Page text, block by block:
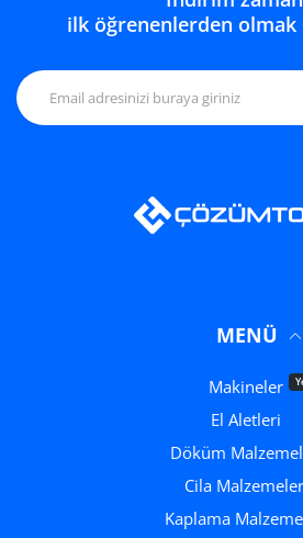
ilk öğrenenlerden
MENÜ
Makineler
El Aletleri
Döküm
Cila
Kaplama